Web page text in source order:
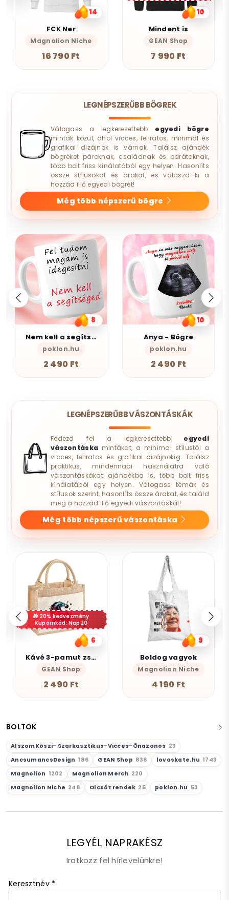
BOLTOK
AlszomKöszi- Szarkasztikus-Vicces-Önazonos 23
AncsumancsDesign 186 GEAN Shop 836 lovaskate.hu 1743
Magnolion 1202 Magnolion Merch 220
Magnolion Niche 248 OlcsóTrendek 25 poklon.hu 53
14
FCK Ner
Magnolion Niche
16 790 Ft
10
Mindent is
GEAN Shop
7 990 Ft
LEGNÉPSZERŰBB BÖGREK
Válogass a legkeresettebb egyedi bögre
minták közül, ahol vicces, feliratos, minimal és
grafikai dizájnok is várnak. Találsz ajándék
bögréket pároknak, családnak és barátoknak,
több bolt friss kínálatából egy helyen. Hasonlíts
össze stílusokat és árakat, és válaszd ki a
hozzád illő egyedi bögrét!
Még több népszerű bögre
8
Nem kell a segítsé - Bögre
poklon.hu
2 490 Ft
10
Anya - Bögre
poklon.hu
2 490 Ft
LEGNÉPSZERŰBB VÁSZONTÁSKÁK
Fedezd fel a legkeresettebb egyedi
vászontáska mintákat, a minimal stílustól a
vicces, feliratos és grafikai dizájnokig. Találsz
praktikus, mindennapi használatra való
vászontáskákat ajándékba is, több bolt friss
kínálatából egy helyen. Válogass témák és
stílusok szerint, hasonlíts össze árakat, és találd
meg a hozzád illő egyedi vászontáskát!
Még több népszerű vászontáska
20% kedvezmény
Kupomkód: Nap20
6
Kávé 3-pamut zsebes juta midi bevásárlótáska
GEAN Shop
2 490 Ft
9
Boldog vagyok
Magnolion Niche
4 190 Ft
LEGYÉL NAPRAKÉSZ
Iratkozz fel hírlevelünkre!
Keresztnév *